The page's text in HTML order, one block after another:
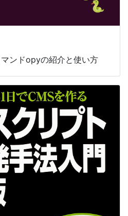
ンドopyの紹介と使い方